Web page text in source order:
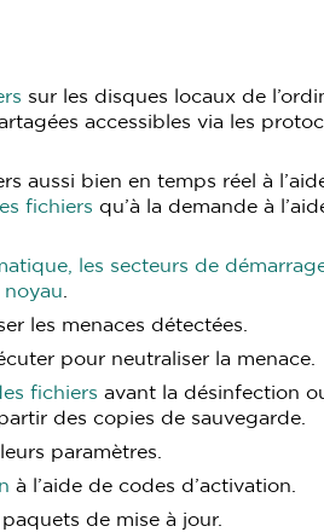
sur les disques locaux de
accessibles via les
aussi bien en temps réel à
fichiers qu’à la demande à
les secteurs de
les menaces détectées.
pour neutraliser la menace.
fichiers avant la désinfection
des copies de sauvegarde.
paramètres.
à l’aide de codes d’activation.
paquets de mise à jour.